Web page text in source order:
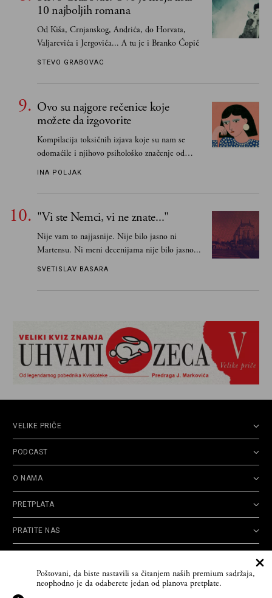
10 najboljih romana
Od Kiša, Crnjanskog, Andrića, do Horvata,
Valjarevića i Jergovića... A tu je i Branko Ćopić
STEVO GRABOVAC
Ovo su najgore rečenice koje
možete da izgovorite
Kompilacija toksičnih izjava koje su nam se
odomaćile i njihovo psihološko značenje od
INA POLJAK
"Vi ste Nemci, vi ne znate..."
Nije vam to najjasnije. Nije bilo jasno ni
Martensu. Ni meni decenijama nije bilo jasno...
SVETISLAV BASARA
Poštovani, da biste nastavili sa čitanjem naših premium sadržaja,
neophodno je da odaberete jedan od planova pretplate.
VELIKE PRIČE
PODCAST
O NAMA
PRETPLATA
PRATITE NAS
privatnosti
korišćenja
reklamacija
Policy
© 2026Velike priče- TCT News and Entertainment - Sva prava zadržana. Developed